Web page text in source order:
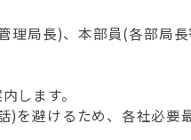
理局長)、本部員(各部局長
します。
)を避けるため、各社必要